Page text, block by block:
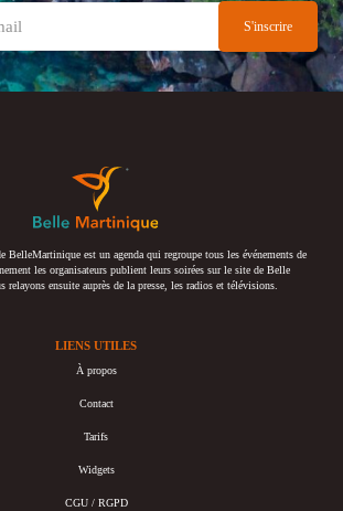
BelleMartinique est un agenda qui regroupe tous les événements de
les organisateurs publient leurs soirées sur le site de Belle
relayons ensuite auprès de la presse, les radios et télévisions.
LIENS UTILES
À propos
Contact
Tarifs
Widgets
CGU / RGPD